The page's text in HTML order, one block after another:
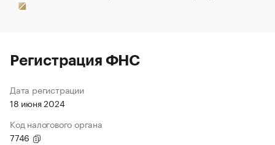
Регистрация ФНС
Дата регистрации
18 июня 2024
Код налогового органа
7746